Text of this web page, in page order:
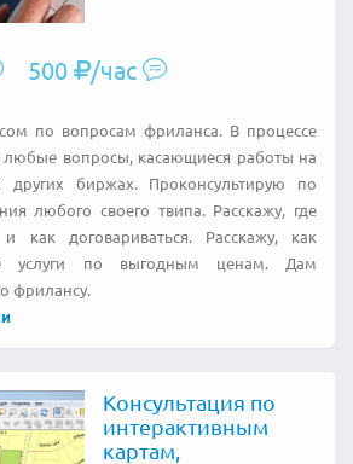
500 /час
по вопросам фриланса. В процессе
любые вопросы, касающиеся работы на
биржах. Проконсультирую по
любого своего твипа. Расскажу, где
и как договариваться. Расскажу, как
услуги по выгодным ценам. Дам
фрилансу.
Консультация по
интерактивным
картам,